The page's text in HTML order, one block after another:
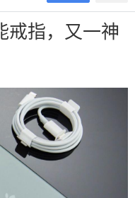
戒指，又一神
指，又一神器
都在研发除了 iPho
设备，比如早些年
Watch、Air Pods
智能穿戴设备上占